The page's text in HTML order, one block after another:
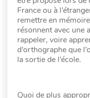
France ou à
remettre en
résonnent avec une
rappeler, voire
d’orthographe que
la sortie de l’école.
Quoi de plus